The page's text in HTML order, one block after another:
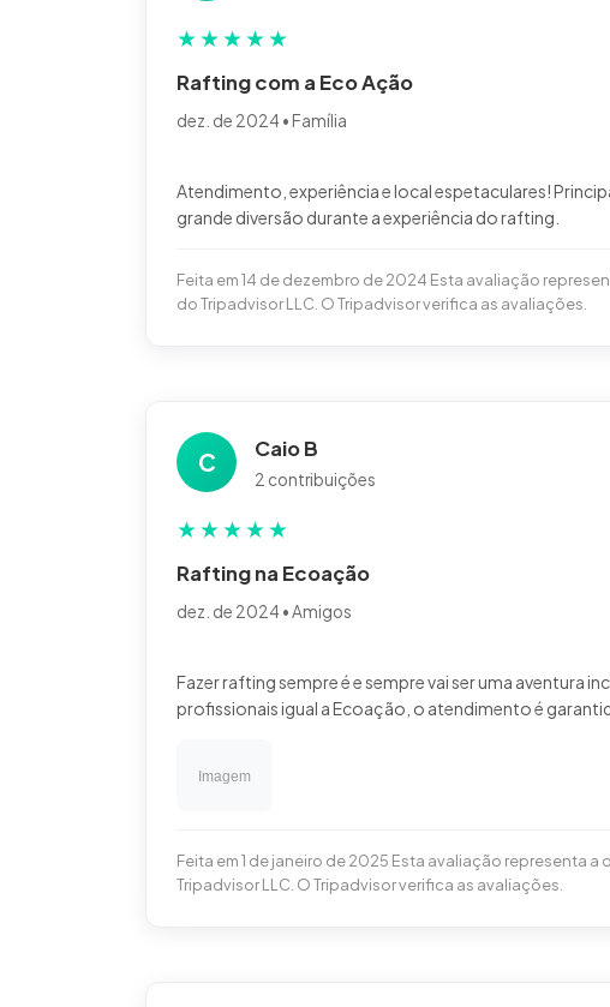
★★★★★
Rafting com a Eco Ação
dez. de 2024 • Família
Atendimento, experiência e local espetaculares!
Feita em 14 de dezembro de 2024 Esta avaliação
do Tripadvisor LLC. O Tripadvisor verifica as avaliações.
C Caio B
2 contribuições
★★★★★
Rafting na Ecoação
dez. de 2024 • Amigos
Fazer rafting sempre é e sempre vai ser uma aventura
Feita em 1 de janeiro de 2025 Esta avaliação representa
Tripadvisor LLC. O Tripadvisor verifica as avaliações.